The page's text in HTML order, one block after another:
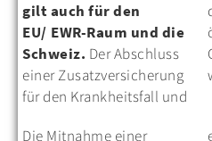
gilt auch für den
EU/ EWR-Raum und die
Schweiz. Der Abschluss
einer Zusatzversicherung
für den Krankheitsfall und
Gesellschaften angeboten
Die Mitnahme einer
einen ausreichenden